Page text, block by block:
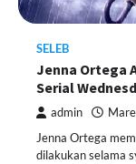
SELEB
Jenna Ortega
Serial
admin
Jenna Ortega
dilakukan selama